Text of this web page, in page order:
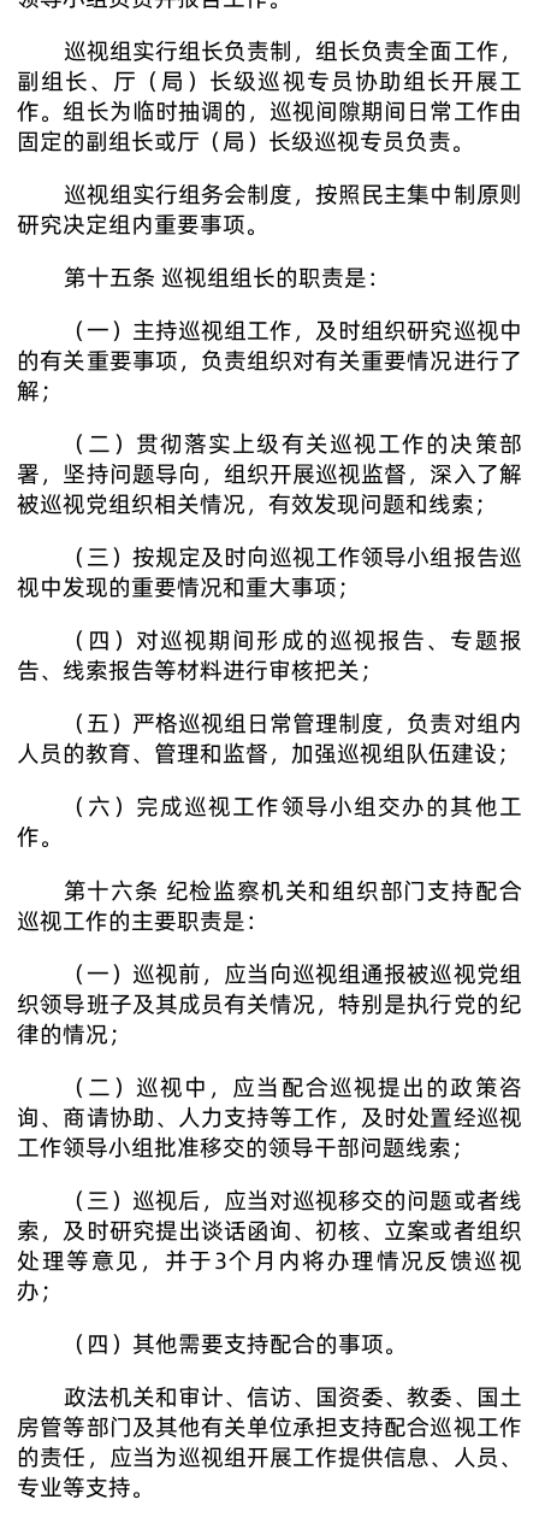
巡视组实行组长负责制，组长负责全面工作，
副组长、厅（局）长级巡视专员协助组长开展工
作。组长为临时抽调的，巡视间隙期间日常工作由
固定的副组长或厅（局）长级巡视专员负责。
巡视组实行组务会制度，按照民主集中制原则
研究决定组内重要事项。
第十五条 巡视组组长的职责是：
（一）主持巡视组工作，及时组织研究巡视中
的有关重要事项，负责组织对有关重要情况进行了
解；
（二）贯彻落实上级有关巡视工作的决策部
署，坚持问题导向，组织开展巡视监督，深入了解
被巡视党组织相关情况，有效发现问题和线索；
（三）按规定及时向巡视工作领导小组报告巡
视中发现的重要情况和重大事项；
（四）对巡视期间形成的巡视报告、专题报
告、线索报告等材料进行审核把关；
（五）严格巡视组日常管理制度，负责对组内
人员的教育、管理和监督，加强巡视组队伍建设；
（六）完成巡视工作领导小组交办的其他工
作。
第十六条 纪检监察机关和组织部门支持配合
巡视工作的主要职责是：
（一）巡视前，应当向巡视组通报被巡视党组
织领导班子及其成员有关情况，特别是执行党的纪
律的情况；
（二）巡视中，应当配合巡视提出的政策咨
询、商请协助、人力支持等工作，及时处置经巡视
工作领导小组批准移交的领导干部问题线索；
（三）巡视后，应当对巡视移交的问题或者线
索，及时研究提出谈话函询、初核、立案或者组织
处理等意见，并于3个月内将办理情况反馈巡视
办；
（四）其他需要支持配合的事项。
政法机关和审计、信访、国资委、教委、国土
房管等部门及其他有关单位承担支持配合巡视工作
的责任，应当为巡视组开展工作提供信息、人员、
专业等支持。